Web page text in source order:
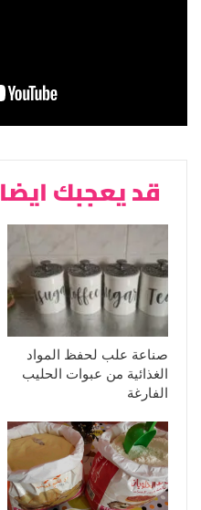
قد يعجبك ايضا
صناعة علب لحفظ المواد
الغذائية من عبوات الحليب
الفارغة